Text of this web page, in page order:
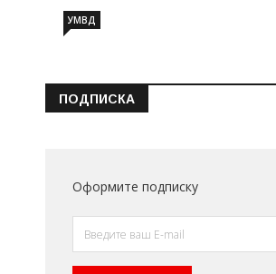
УМВД
ПОДПИСКА
Оформите подписку